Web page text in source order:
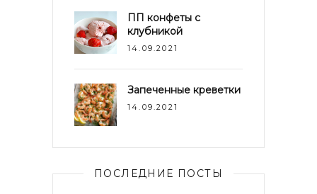
ПП конфеты с
клубникой
14.09.2021
Запеченные креветки
14.09.2021
ПОСЛЕДНИЕ ПОСТЫ